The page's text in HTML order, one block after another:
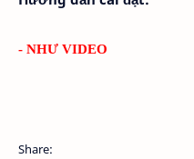
- NHƯ VIDEO